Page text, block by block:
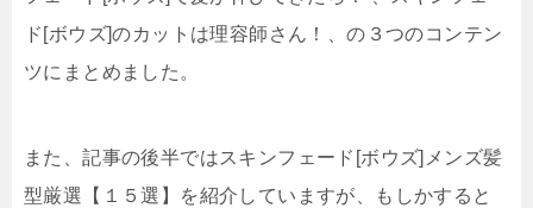
ド[ボウズ]のカットは理容師さん！、の３つのコンテン
ツにまとめました。
また、記事の後半ではスキンフェード[ボウズ]メンズ髪
型厳選【１５選】を紹介していますが、もしかすると